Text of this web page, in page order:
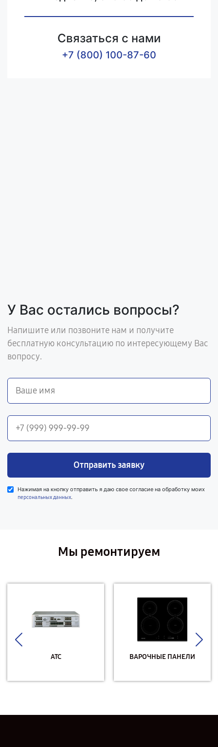
Связаться с нами
+7 (800) 100-87-60
У Вас остались вопросы?
Напишите или позвоните нам и получите
бесплатную консультацию по интересующему Вас
вопросу.
Отправить заявку
Нажимая на кнопку отправить я даю свое согласие на обработку моих
персональных данных.
Мы ремонтируем
АТС ВАРОЧНЫЕ ПАНЕЛИ